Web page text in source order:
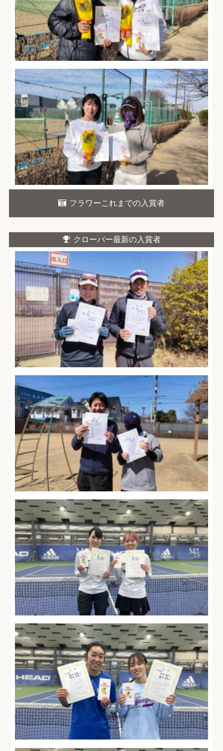
フラワーこれまでの入賞者
クローバー最新の入賞者